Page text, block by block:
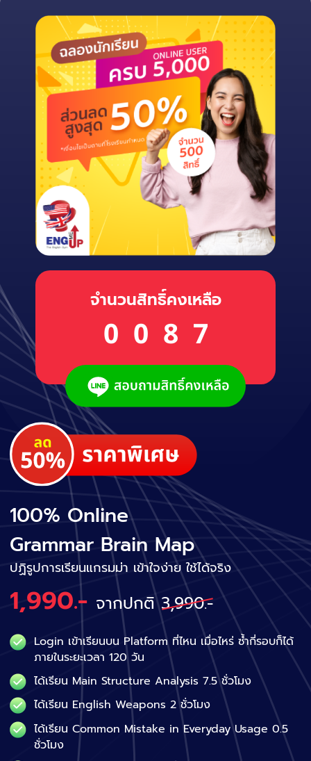
100% Online
Grammar Brain Map
ปฏิรูปการเรียนแกรมม่า เข้าใจง่าย ใช้ได้จริง
1,990.- จากปกติ3,990.-
Login เข้าเรียนบน Platform ที่ไหน เมื่อไหร่ ซ้ำกี่รอบก็ได้
ภายในระยะเวลา 120 วัน
ได้เรียน Main Structure Analysis 7.5 ชั่วโมง
ได้เรียน English Weapons 2 ชั่วโมง
ได้เรียน Common Mistake in Everyday Usage 0.5
ชั่วโมง
จำนวนสิทธิ์คงเหลือ
0 0 8 7